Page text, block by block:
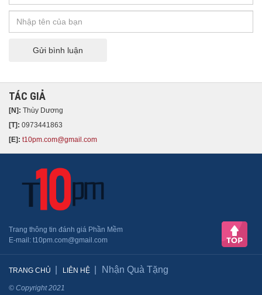
Gửi bình luận
TÁC GIẢ
[N]: Thùy Dương
[T]: 0973441863
[E]: t10pm.com@gmail.com
Trang thông tin đánh giá Phần Mềm
​E-mail: t10pm.com@gmail.com
TRANG CHỦ LIÊN HỆ Nhận Quà Tặng
© Copyright 2021